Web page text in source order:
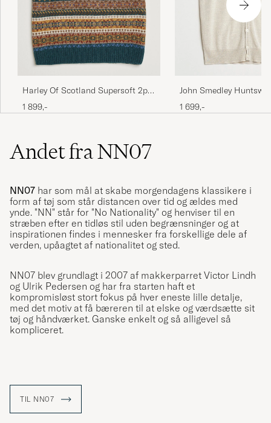
Harley Of Scotland Supersoft 2ply
Lambswool Fairisle Vest Tempest
1 899,-
John Smedley
Waistcoat Grey Fleece
1 699,-
Andet fra NN07
NN07 har som mål at skabe morgendagens klassikere i
form af tøj som står distancen over tid og ældes med
ynde. "NN" står for "No Nationality" og henviser til en
stræben efter en tidløs stil uden begrænsninger og at
inspirationen findes i mennesker fra forskellige dele af
verden, upåagtet af nationalitet og sted.
NN07 blev grundlagt i 2007 af makkerparret Victor Lindh
og Ulrik Pedersen og har fra starten haft et
kompromisløst stort fokus på hver eneste lille detalje,
med det motiv at få bæreren til at elske og værdsætte sit
tøj og håndværket. Ganske enkelt og så alligevel så
kompliceret.
TIL NN07